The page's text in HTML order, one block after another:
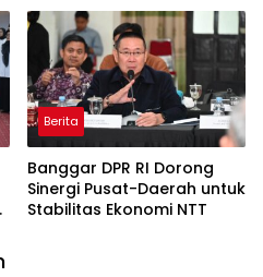
Dody Hanggodo
Berita
Banggar DPR RI Dorong
Sinergi Pusat-Daerah untuk
Stabilitas Ekonomi NTT